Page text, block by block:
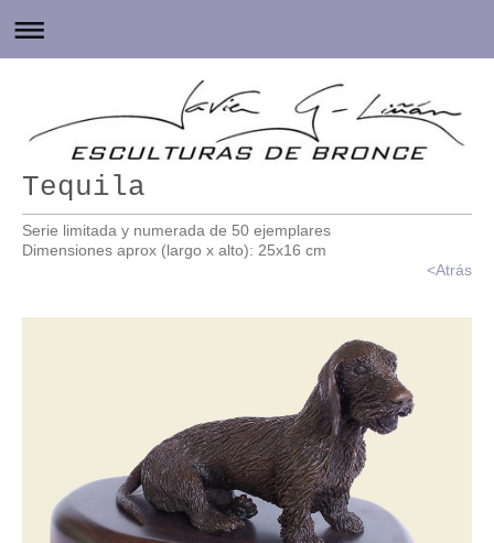
Tequila
Serie limitada y numerada de 50 ejemplares
Dimensiones aprox (largo x alto): 25x16 cm
<Atrás